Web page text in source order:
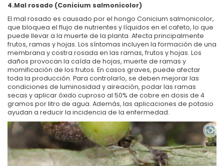
4.Mal rosado (Conicium salmonicolor)
El mal rosado es causado por el hongo Conicium salmonicolor,
que bloquea el flujo de nutrientes y líquidos en el cafeto, lo que
puede llevar a la muerte de la planta. Afecta principalmente
frutos, ramas y hojas. Los síntomas incluyen la formación de una
membrana y costra rosada en las ramas, frutos y hojas. Los
daños provocan la caída de hojas, muerte de ramas y
momificación de los frutos. En casos graves, puede afectar
toda la producción. Para controlarlo, se deben mejorar las
condiciones de luminosidad y aireación, podar las ramas
secas y aplicar óxido cuproso al 50% de cobre en dosis de 4
gramos por litro de agua. Además, las aplicaciones de potasio
ayudan a reducir la incidencia de la enfermedad.